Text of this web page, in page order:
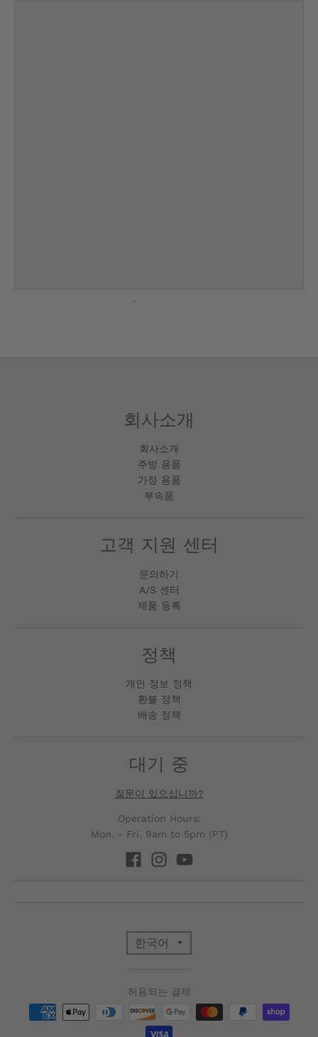
회사소개
회사소개
주방 용품
가정 용품
부속품
고객 지원 센터
문의하기
A/S 센터
제품 등록
정책
개인 정보 정책
환불 정책
배송 정책
대기 중
질문이 있으십니까?
Operation Hours:
Mon. - Fri. 9am to 5pm (PT)
T
R
A
한국어
허용되는 결제